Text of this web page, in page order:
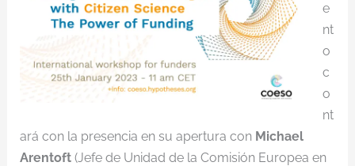
e
nt
o
c
o
nt
ará con la presencia en su apertura con Michael
Arentoft(Jefe de Unidad de la Comisión Europea en